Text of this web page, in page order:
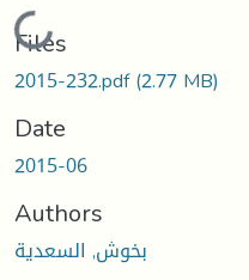
Loading...
Files
2015-232.pdf(2.77 MB)
Date
2015-06
Authors
بخوش, السعدية